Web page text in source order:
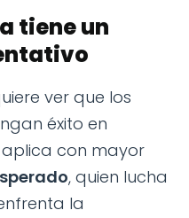
tiene un
ver que los
éxito en
con mayor
, quien lucha
la